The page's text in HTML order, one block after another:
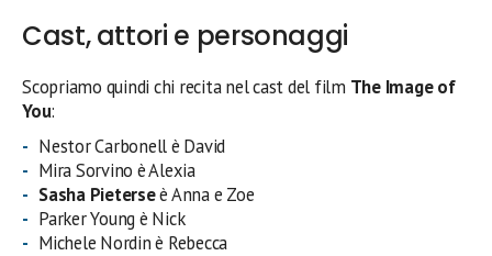
Cast, attori e personaggi
Scopriamo quindi chi recita nel cast del film The Image of
You:
Nestor Carbonell è David
Mira Sorvino è Alexia
Sasha Pieterseè Anna e Zoe
Parker Young è Nick
Michele Nordin è Rebecca